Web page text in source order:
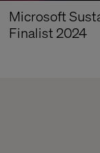
Microsoft
Finalist 2024